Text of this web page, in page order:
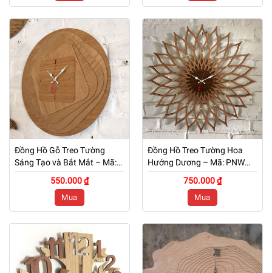
Đồng Hồ Gỗ Treo Tường
Sáng Tạo và Bắt Mắt – Mã:
PNW 049
550.000 ₫
Mua
Đồng Hồ Treo Tường Hoa
Hướng Dương – Mã: PNW
048
750.000 ₫
Mua